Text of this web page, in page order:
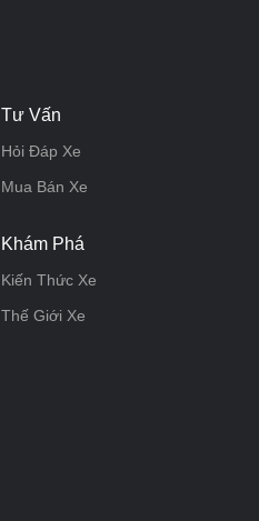
Tư Vấn
Hỏi Đáp Xe
Mua Bán Xe
Khám Phá
Kiến Thức Xe
Thế Giới Xe